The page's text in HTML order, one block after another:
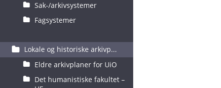
Sak-/arkivsystemer
Fagsystemer
Lokale og historiske arkivp...
Eldre arkivplaner for UiO
Det humanistiske fakultet –